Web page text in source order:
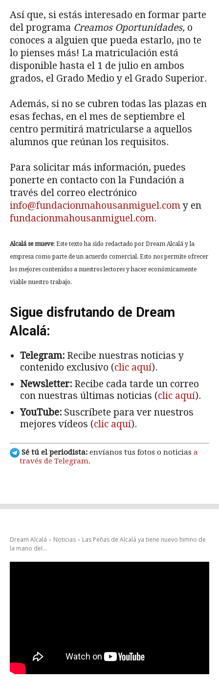
Así que, si estás interesado en formar parte
del programa Creamos Oportunidades, o
conoces a alguien que pueda estarlo, ¡no te
lo pienses más! La matriculación está
disponible hasta el 1 de julio en ambos
grados, el Grado Medio y el Grado Superior.
Además, si no se cubren todas las plazas en
esas fechas, en el mes de septiembre el
centro permitirá matricularse a aquellos
alumnos que reúnan los requisitos.
Para solicitar más información, puedes
ponerte en contacto con la Fundación a
través del correo electrónico
info@fundacionmahousanmiguel.comy en
fundacionmahousanmiguel.com.
Alcalá se mueve: Este texto ha sido redactado por Dream Alcalá y la
empresa como parte de un acuerdo comercial. Esto nos permite ofrecer
los mejores contenidos a nuestros lectores y hacer económicamente
viable nuestro trabajo.
Sigue disfrutando de Dream
Alcalá:
Telegram: Recibe nuestras noticias y
contenido exclusivo (clic aquí).
Newsletter: Recibe cada tarde un correo
con nuestras últimas noticias (clic aquí).
YouTube: Suscríbete para ver nuestros
mejores vídeos (clic aquí).
Sé tú el periodista: envíanos tus fotos o noticias a
través de Telegram.